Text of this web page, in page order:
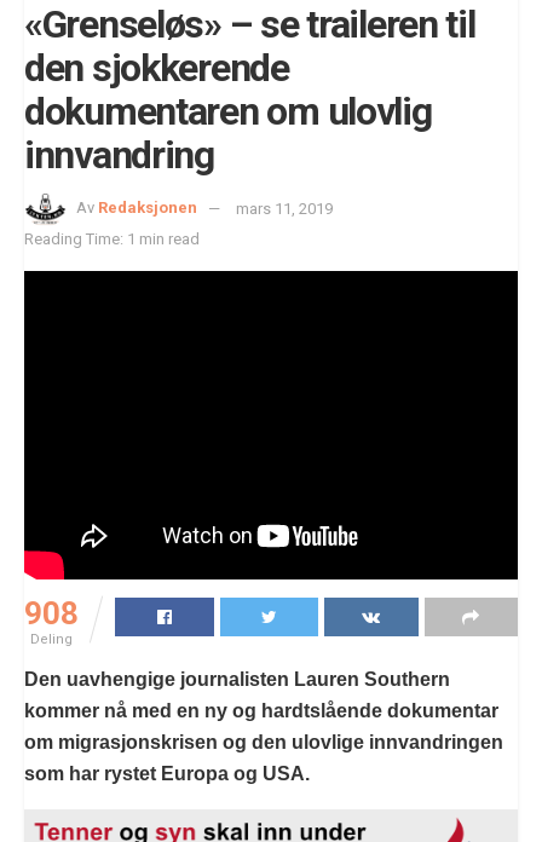
«Grenseløs» – se traileren til
den sjokkerende
dokumentaren om ulovlig
innvandring
Av Redaksjonen
mars 11, 2019
Reading Time: 1 min read
908
Deling
Den uavhengige journalisten Lauren Southern
kommer nå med en ny og hardtslående dokumentar
om migrasjonskrisen og den ulovlige innvandringen
som har rystet Europa og USA.